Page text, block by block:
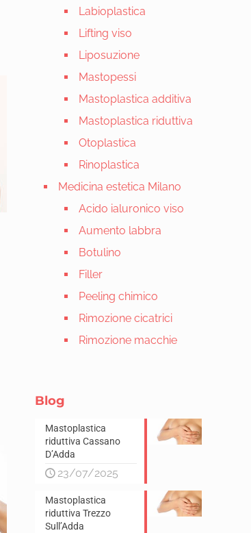
Labioplastica
Lifting viso
Liposuzione
Mastopessi
Mastoplastica additiva
Mastoplastica riduttiva
Otoplastica
Rinoplastica
Medicina estetica Milano
Acido ialuronico viso
Aumento labbra
Botulino
Filler
Peeling chimico
Rimozione cicatrici
Rimozione macchie
Blog
Mastoplastica
riduttiva Cassano
D’Adda
23/07/2025
Mastoplastica
riduttiva Trezzo
Sull’Adda